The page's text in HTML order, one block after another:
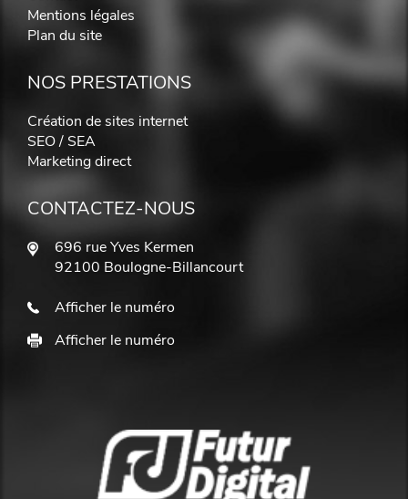
Mentions légales
Plan du site
NOS PRESTATIONS
Création de sites internet
SEO / SEA
Marketing direct
CONTACTEZ-NOUS
696 rue Yves Kermen
92100 Boulogne-Billancourt
Afficher le numéro
Afficher le numéro